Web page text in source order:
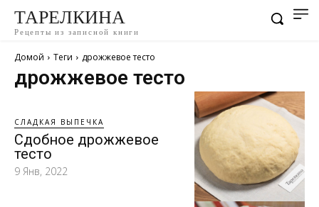
ТАРЕЛКИНА
Рецепты из записной книги
Домой Теги дрожжевое тесто
дрожжевое тесто
СЛАДКАЯ ВЫПЕЧКА
Сдобное дрожжевое
тесто
9 Янв, 2022